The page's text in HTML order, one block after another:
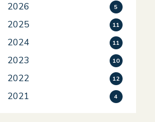
2026 5
2025 11
2024 11
2023 10
2022 12
2021 4